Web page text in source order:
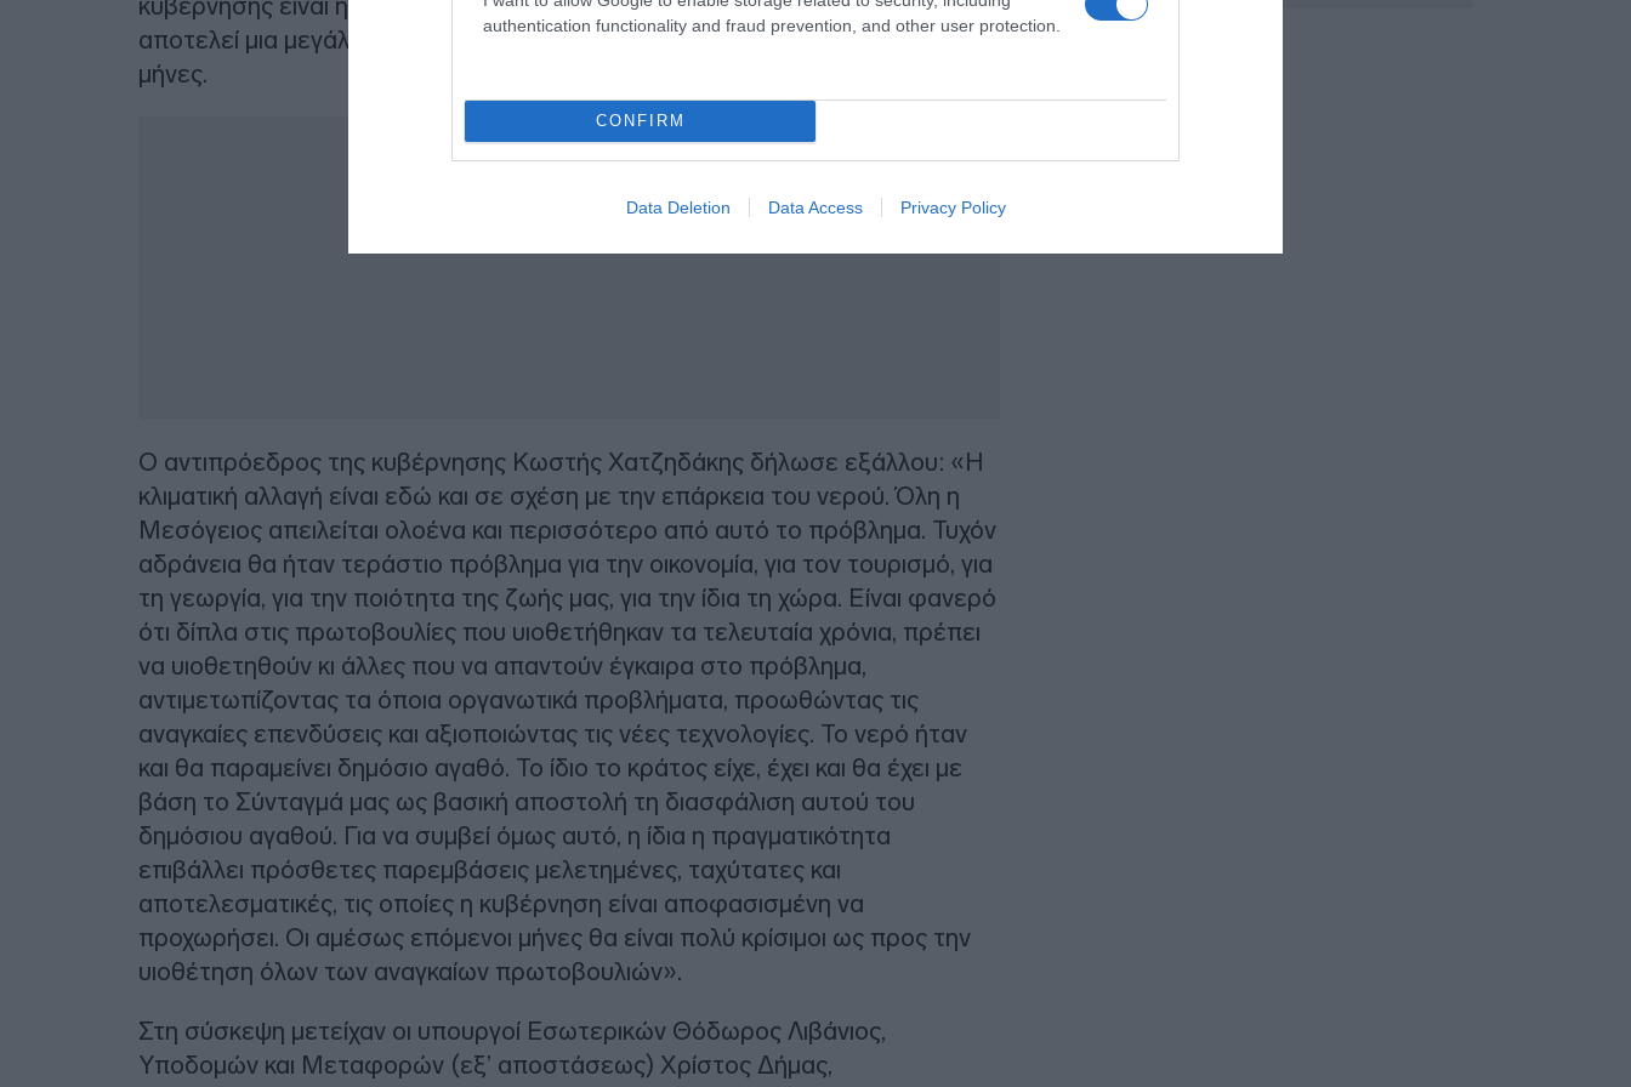
authentication functionality and fraud prevention, and other user protection.
CONFIRM
Data Deletion Data Access Privacy Policy
αποτελεί μια μεγάλη διαρθρωτική τομή, να γίνει στους αμέσως επόμενους
μήνες.
Ο αντιπρόεδρος της κυβέρνησης Κωστής Χατζηδάκης δήλωσε εξάλλου: «Η
κλιματική αλλαγή είναι εδώ και σε σχέση με την επάρκεια του νερού. Όλη η
Μεσόγειος απειλείται ολοένα και περισσότερο από αυτό το πρόβλημα. Τυχόν
αδράνεια θα ήταν τεράστιο πρόβλημα για την οικονομία, για τον τουρισμό, για
τη γεωργία, για την ποιότητα της ζωής μας, για την ίδια τη χώρα. Είναι φανερό
ότι δίπλα στις πρωτοβουλίες που υιοθετήθηκαν τα τελευταία χρόνια, πρέπει
να υιοθετηθούν κι άλλες που να απαντούν έγκαιρα στο πρόβλημα,
αντιμετωπίζοντας τα όποια οργανωτικά προβλήματα, προωθώντας τις
αναγκαίες επενδύσεις και αξιοποιώντας τις νέες τεχνολογίες. Το νερό ήταν
και θα παραμείνει δημόσιο αγαθό. Το ίδιο το κράτος είχε, έχει και θα έχει με
βάση το Σύνταγμά μας ως βασική αποστολή τη διασφάλιση αυτού του
δημόσιου αγαθού. Για να συμβεί όμως αυτό, η ίδια η πραγματικότητα
επιβάλλει πρόσθετες παρεμβάσεις μελετημένες, ταχύτατες και
αποτελεσματικές, τις οποίες η κυβέρνηση είναι αποφασισμένη να
προχωρήσει. Οι αμέσως επόμενοι μήνες θα είναι πολύ κρίσιμοι ως προς την
υιοθέτηση όλων των αναγκαίων πρωτοβουλιών».
Στη σύσκεψη μετείχαν οι υπουργοί Εσωτερικών Θόδωρος Λιβάνιος,
Υποδομών και Μεταφορών (εξ’ αποστάσεως) Χρίστος Δήμας,